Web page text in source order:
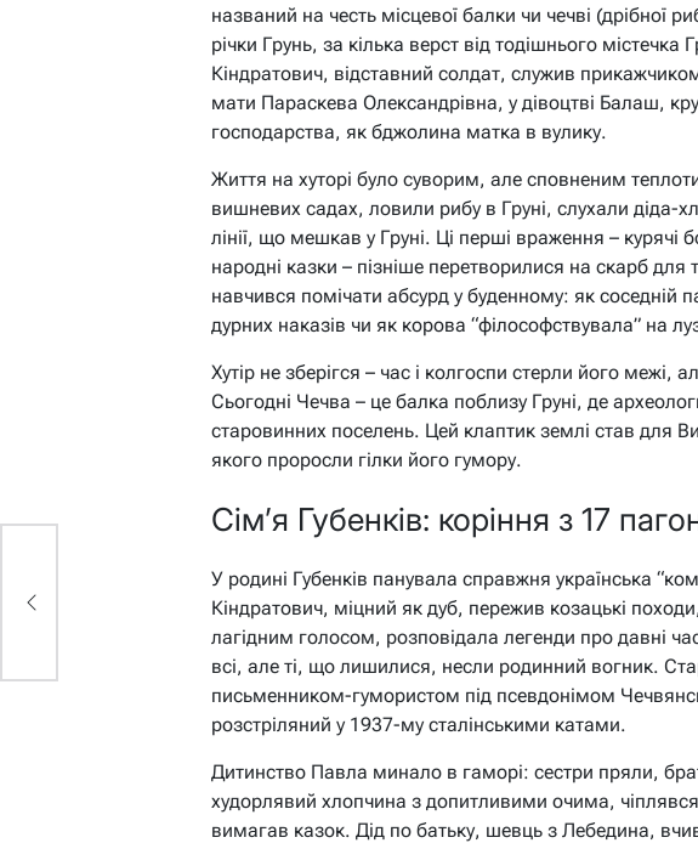
названий на честь місцевої балки чи чечві (дрібної
річки Грунь, за кілька верст від тодішнього
Кіндратович, відставний солдат, служив
мати Параскева Олександрівна, у дівоцтві Балаш,
господарства, як бджолина матка в вулику.
Життя на хуторі було суворим, але сповненим
вишневих садах, ловили рибу в Груні, слухали діда-
лінії, що мешкав у Груні. Ці перші враження – курячі
народні казки – пізніше перетворилися на скарб для
навчився помічати абсурд у буденному: як соседній
дурних наказів чи як корова “філософствувала” на
Хутір не зберігся – час і колгоспи стерли його межі,
Сьогодні Чечва – це балка поблизу Груні, де
старовинних поселень. Цей клаптик землі став для
якого проросли гілки його гумору.
Сім’я Губенків: коріння з 17
У родині Губенків панувала справжня українська
Кіндратович, міцний як дуб, пережив козацькі
лагідним голосом, розповідала легенди про давні
всі, але ті, що лишилися, несли родинний вогник.
письменником-гумористом під псевдонімом
розстріляний у 1937-му сталінськими катами.
Дитинство Павла минало в гаморі: сестри пряли,
худорлявий хлопчина з допитливими очима, чіплявся
вимагав казок. Дід по батьку, шевць з Лебедина,